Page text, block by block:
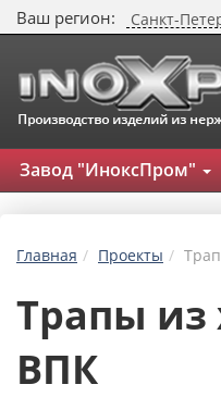
Ваш регион:
Завод "ИноксПром"
Главная Проекты
Трапы из
ВПК